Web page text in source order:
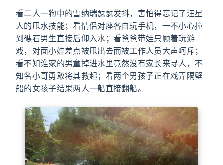
看二人一狗中的雪纳瑞瑟瑟发抖，害怕得忘记了汪星
人的甩水技能；看情侣对座各自玩手机，一不小心撞
到礁石男生直接后仰入水；看爸爸带娃只顾着玩游
戏，对面小娃差点被甩出去而被工作人员大声呵斥；
看不知谁家的男童掉进水里竟然没有家长来寻人，不
知名小哥勇敢将其救起；看两个男孩子正在戏弄隔壁
船的女孩子结果两人一船直接翻船。